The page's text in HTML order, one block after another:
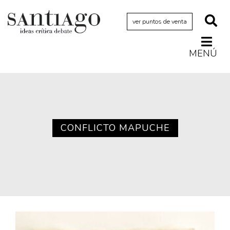
ver puntos de venta
MENÚ
CONFLICTO MAPUCHE